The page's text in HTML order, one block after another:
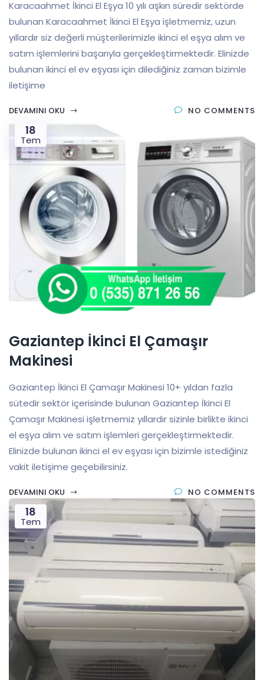
Karacaahmet İkinci El Eşya 10 yılı aşkın süredir sektörde
bulunan Karacaahmet İkinci El Eşya işletmemiz, uzun
yıllardır siz değerli müşterilerimizle ikinci el eşya alım ve
satım işlemlerini başarıyla gerçekleştirmektedir. Elinizde
bulunan ikinci el ev eşyası için dilediğiniz zaman bizimle
iletişime
DEVAMINI OKU NO COMMENTS
18
Tem
Gaziantep İkinci El Çamaşır
Makinesi
Gaziantep İkinci El Çamaşır Makinesi 10+ yıldan fazla
sütedir sektör içerisinde bulunan Gaziantep İkinci El
Çamaşır Makinesi işletmemiz yıllardır sizinle birlikte ikinci
el eşya alım ve satım işlemleri gerçekleştirmektedir.
Elinizde bulunan ikinci el ev eşyası için bizimle istediğiniz
vakit iletişime geçebilirsiniz.
DEVAMINI OKU NO COMMENTS
18
Tem